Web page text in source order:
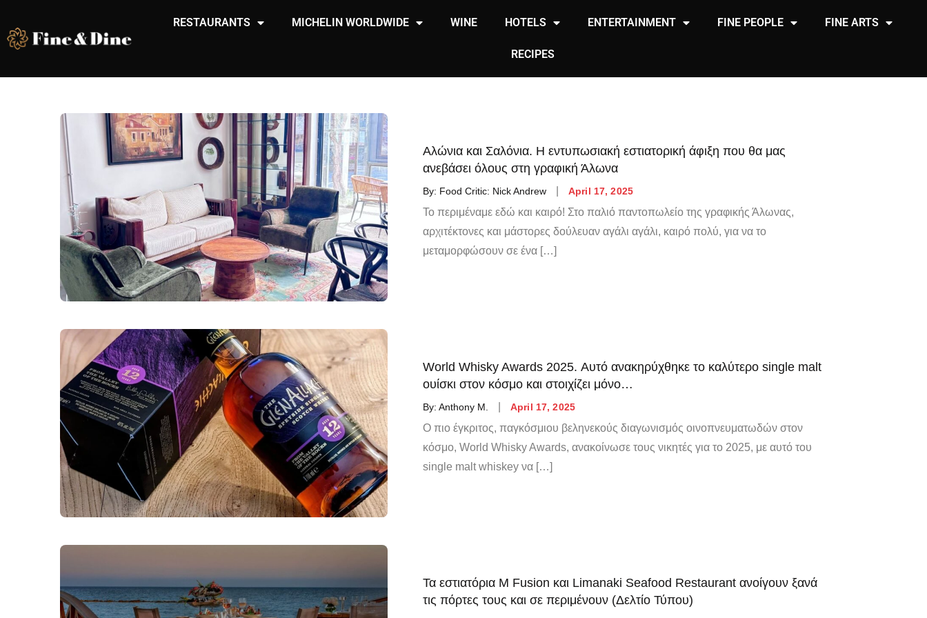
RESTAURANTS MICHELIN WORLDWIDE WINE HOTELS ENTERTAINMENT FINE PEOPLE FINE ARTS
RECIPES
Αλώνια και Σαλόνια. Η εντυπωσιακή εστιατορική άφιξη που θα μας
ανεβάσει όλους στη γραφική Άλωνα
By: Food Critic: Nick Andrew April 17, 2025
Το περιμέναμε εδώ και καιρό! Στο παλιό παντοπωλείο της γραφικής Άλωνας,
αρχιτέκτονες και μάστορες δούλευαν αγάλι αγάλι, καιρό πολύ, για να το
μεταμορφώσουν σε ένα […]
World Whisky Awards 2025. Αυτό ανακηρύχθηκε το καλύτερο single malt
ουίσκι στον κόσμο και στοιχίζει μόνο…
By: Anthony M. April 17, 2025
Ο πιο έγκριτος, παγκόσμιου βεληνεκούς διαγωνισμός οινοπνευματωδών στον
κόσμο, World Whisky Awards, ανακοίνωσε τους νικητές για το 2025, με αυτό του
single malt whiskey να […]
Τα εστιατόρια M Fusion και Limanaki Seafood Restaurant ανοίγουν ξανά
τις πόρτες τους και σε περιμένουν (Δελτίο Τύπου)